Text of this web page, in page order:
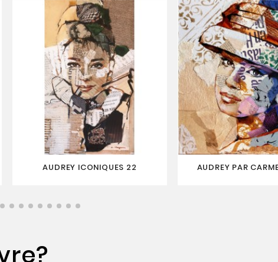
AUDREY ICONIQUES 22 AUDREY PAR